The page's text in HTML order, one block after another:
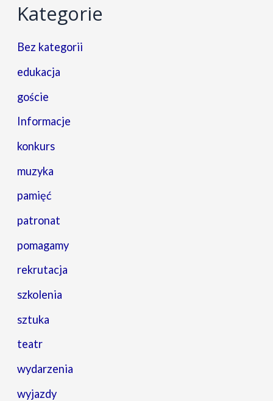
Kategorie
Bez kategorii
edukacja
goście
Informacje
konkurs
muzyka
pamięć
patronat
pomagamy
rekrutacja
szkolenia
sztuka
teatr
wydarzenia
wyjazdy